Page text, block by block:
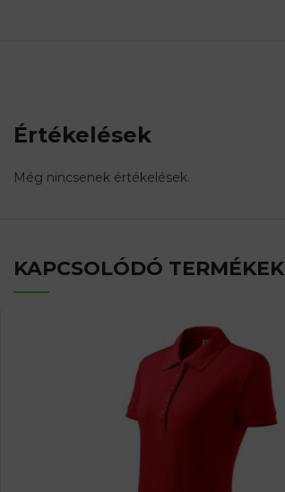
Értékelések
Még nincsenek értékelések.
KAPCSOLÓDÓ TERMÉKEK